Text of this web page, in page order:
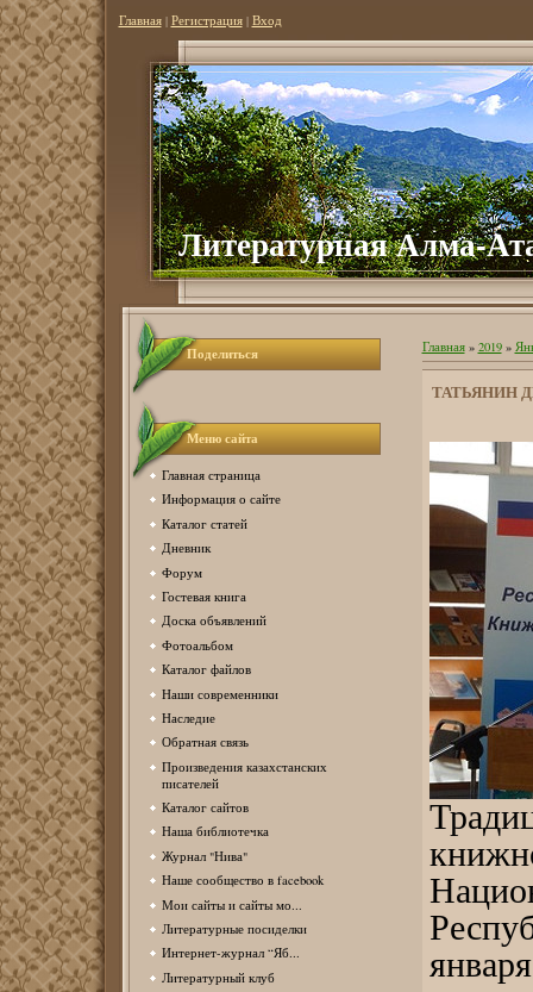
Главная| Регистрация| Вход
Литературная Алма-
Поделиться
Меню сайта
Главная страница
Информация о сайте
Каталог статей
Дневник
Форум
Гостевая книга
Доска объявлений
Фотоальбом
Каталог файлов
Наши современники
Наследие
Обратная связь
Произведения казахстанских
писателей
Каталог сайтов
Наша библиотечка
Журнал "Нива"
Наше сообщество в facebook
Мои сайты и сайты мо...
Литературные посиделки
Интернет-журнал “Яб...
Литературный клуб
Главная» 2019 »
ТАТЬЯНИН